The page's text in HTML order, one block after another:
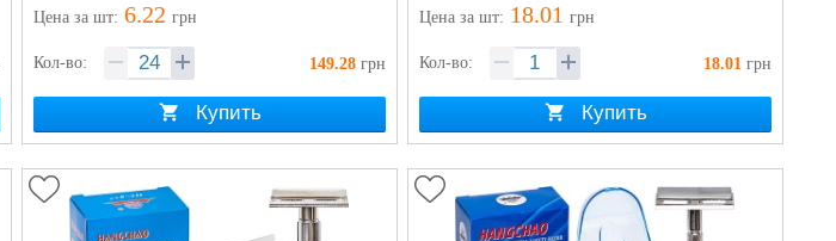
Ценаза шт: 6.22 грн
Кол-во: 149.28 грн
Купить
Ценаза шт: 18.01 грн
Кол-во: 18.01 грн
Купить